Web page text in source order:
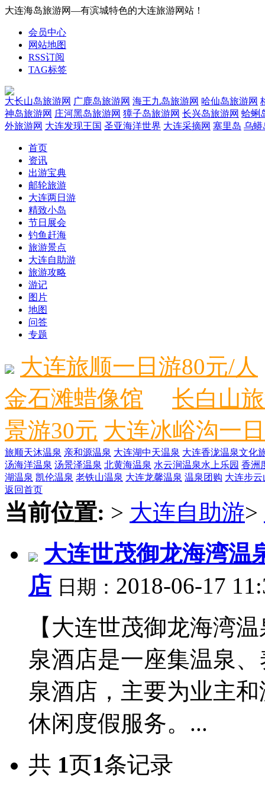
大连海岛旅游网—有滨城特色的大连旅游网站！
会员中心
网站地图
RSS订阅
TAG标签
大长山岛旅游网 广鹿岛旅游网 海王九岛旅游网 哈仙岛旅游网
神岛旅游网 庄河黑岛旅游网 獐子岛旅游网 长兴岛旅游网 蛤蜊
外旅游网 大连发现王国 圣亚海洋世界 大连采摘网 塞里岛 乌蟒
首页
资讯
出游宝典
邮轮旅游
大连两日游
精致小岛
节日展会
钓鱼赶海
旅游景点
大连自助游
旅游攻略
游记
图片
地图
问答
专题
大连旅顺一日游80元/人
金石滩蜡像馆
长白山
景游30元 大连冰峪沟一
旅顺天沐温泉 亲和源温泉 大连湖中天温泉 大连香泷温泉文化
汤海洋温泉 汤景泽温泉 北黄海温泉 水云涧温泉水上乐园 香洲
湖温泉 凯伦温泉 老铁山温泉 大连龙馨温泉 温泉团购 大连步
返回首页
当前位置: > 大连自助游>
大连世茂御龙海湾
店 日期： 2018-06-17
【大连世茂御龙海湾
泉酒店是一座集温泉
泉酒店，主要为业主
休闲度假服务。...
共 1页1条记录